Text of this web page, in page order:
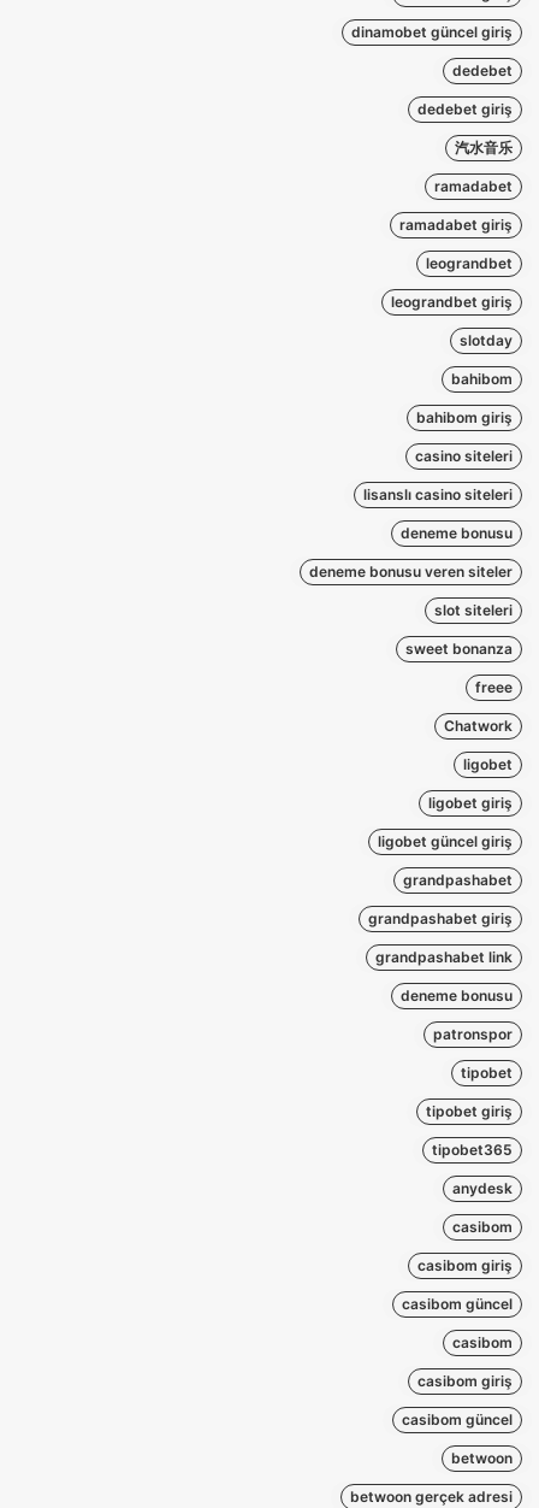
dinamobet güncel giriş
dedebet
dedebet giriş
汽水音乐
ramadabet
ramadabet giriş
leograndbet
leograndbet giriş
slotday
bahibom
bahibom giriş
casino siteleri
lisanslı casino siteleri
deneme bonusu
deneme bonusu veren siteler
slot siteleri
sweet bonanza
freee
Chatwork
ligobet
ligobet giriş
ligobet güncel giriş
grandpashabet
grandpashabet giriş
grandpashabet link
deneme bonusu
patronspor
tipobet
tipobet giriş
tipobet365
anydesk
casibom
casibom giriş
casibom güncel
casibom
casibom giriş
casibom güncel
betwoon
betwoon gerçek adresi